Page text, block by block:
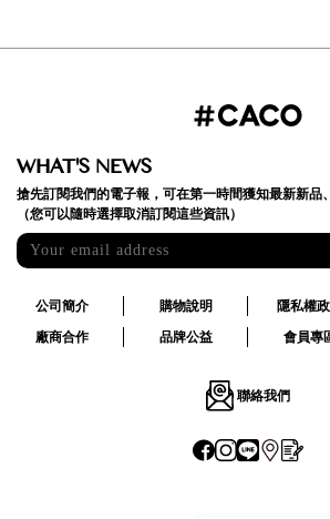
WHAT'S NEWS
搶先訂閱我們的電子報，可在第一時間獲知最新新品
（您可以隨時選擇取消訂閱這些資訊）
公司簡介 購物說明 隱私權
廠商合作
品牌公益 會員專
聯絡我們